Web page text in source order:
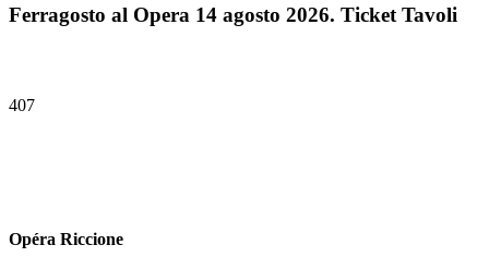
Ferragosto al Opera 14 agosto 2026. Ticket Tavoli
407
Opéra Riccione